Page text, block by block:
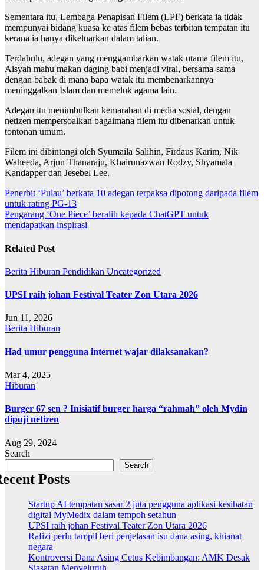
Sementara itu, Lembaga Penapisan Filem (LPF) berkata ia tidak
mempunyai bidang kuasa ke atas filem bebas terbitan tempatan itu
kerana ia hanya dikeluarkan dalam talian.
Terdahulu, adegan yang menggambarkan watak utama filem itu,
Aisyah mahu makan daging babi menjadi viral, bersama-sama
dengan babak di mana bapa watak itu membenarkannya
meninggalkan Islam dan memeluk agama lain.
Adegan itu menimbulkan kemarahan di media sosial, dengan
netizen mempersoalkan bagaimana filem itu dibenarkan untuk
tontonan umum.
Filem ini dibintangi oleh Syumaila Salihin, Firdaus Karim, Nik
Waheeda, Arjun Thanaraju, Khairunazwan Rodzy, Shyamala
Kandapper dan Jesebel Lee.
Post
navigation
Penerbit ‘Pulau’ berkata 10 adegan terpaksa dipotong daripada filem
untuk rating PG-13
Pengarang ‘One Piece’ beralih kepada ChatGPT untuk
mendapatkan inspirasi
Related Post
Berita Hiburan Pendidikan Uncategorized
UPSI raih johan Festival Teater Zon Utara 2026
Jun 11, 2026
Berita Hiburan
Had umur pengguna internet wajar dilaksanakan?
Mar 4, 2025
Hiburan
Burger 67 sen ? Inisiatif burger harga “rahmah” oleh Mydin
dipuji netizen
Aug 29, 2024
Search
Search
Posts
Startup AI tempatan sasar 2 juta pengguna aplikasi kesihatan
digital MyMedix dalam tempoh setahun
UPSI raih johan Festival Teater Zon Utara 2026
Rafizi perlu tampil beri penjelasan isu dana asing, khianat
negara
Kontroversi Dana Asing Cetus Kebimbangan: AMK Desak
Siasatan Menyeluruh